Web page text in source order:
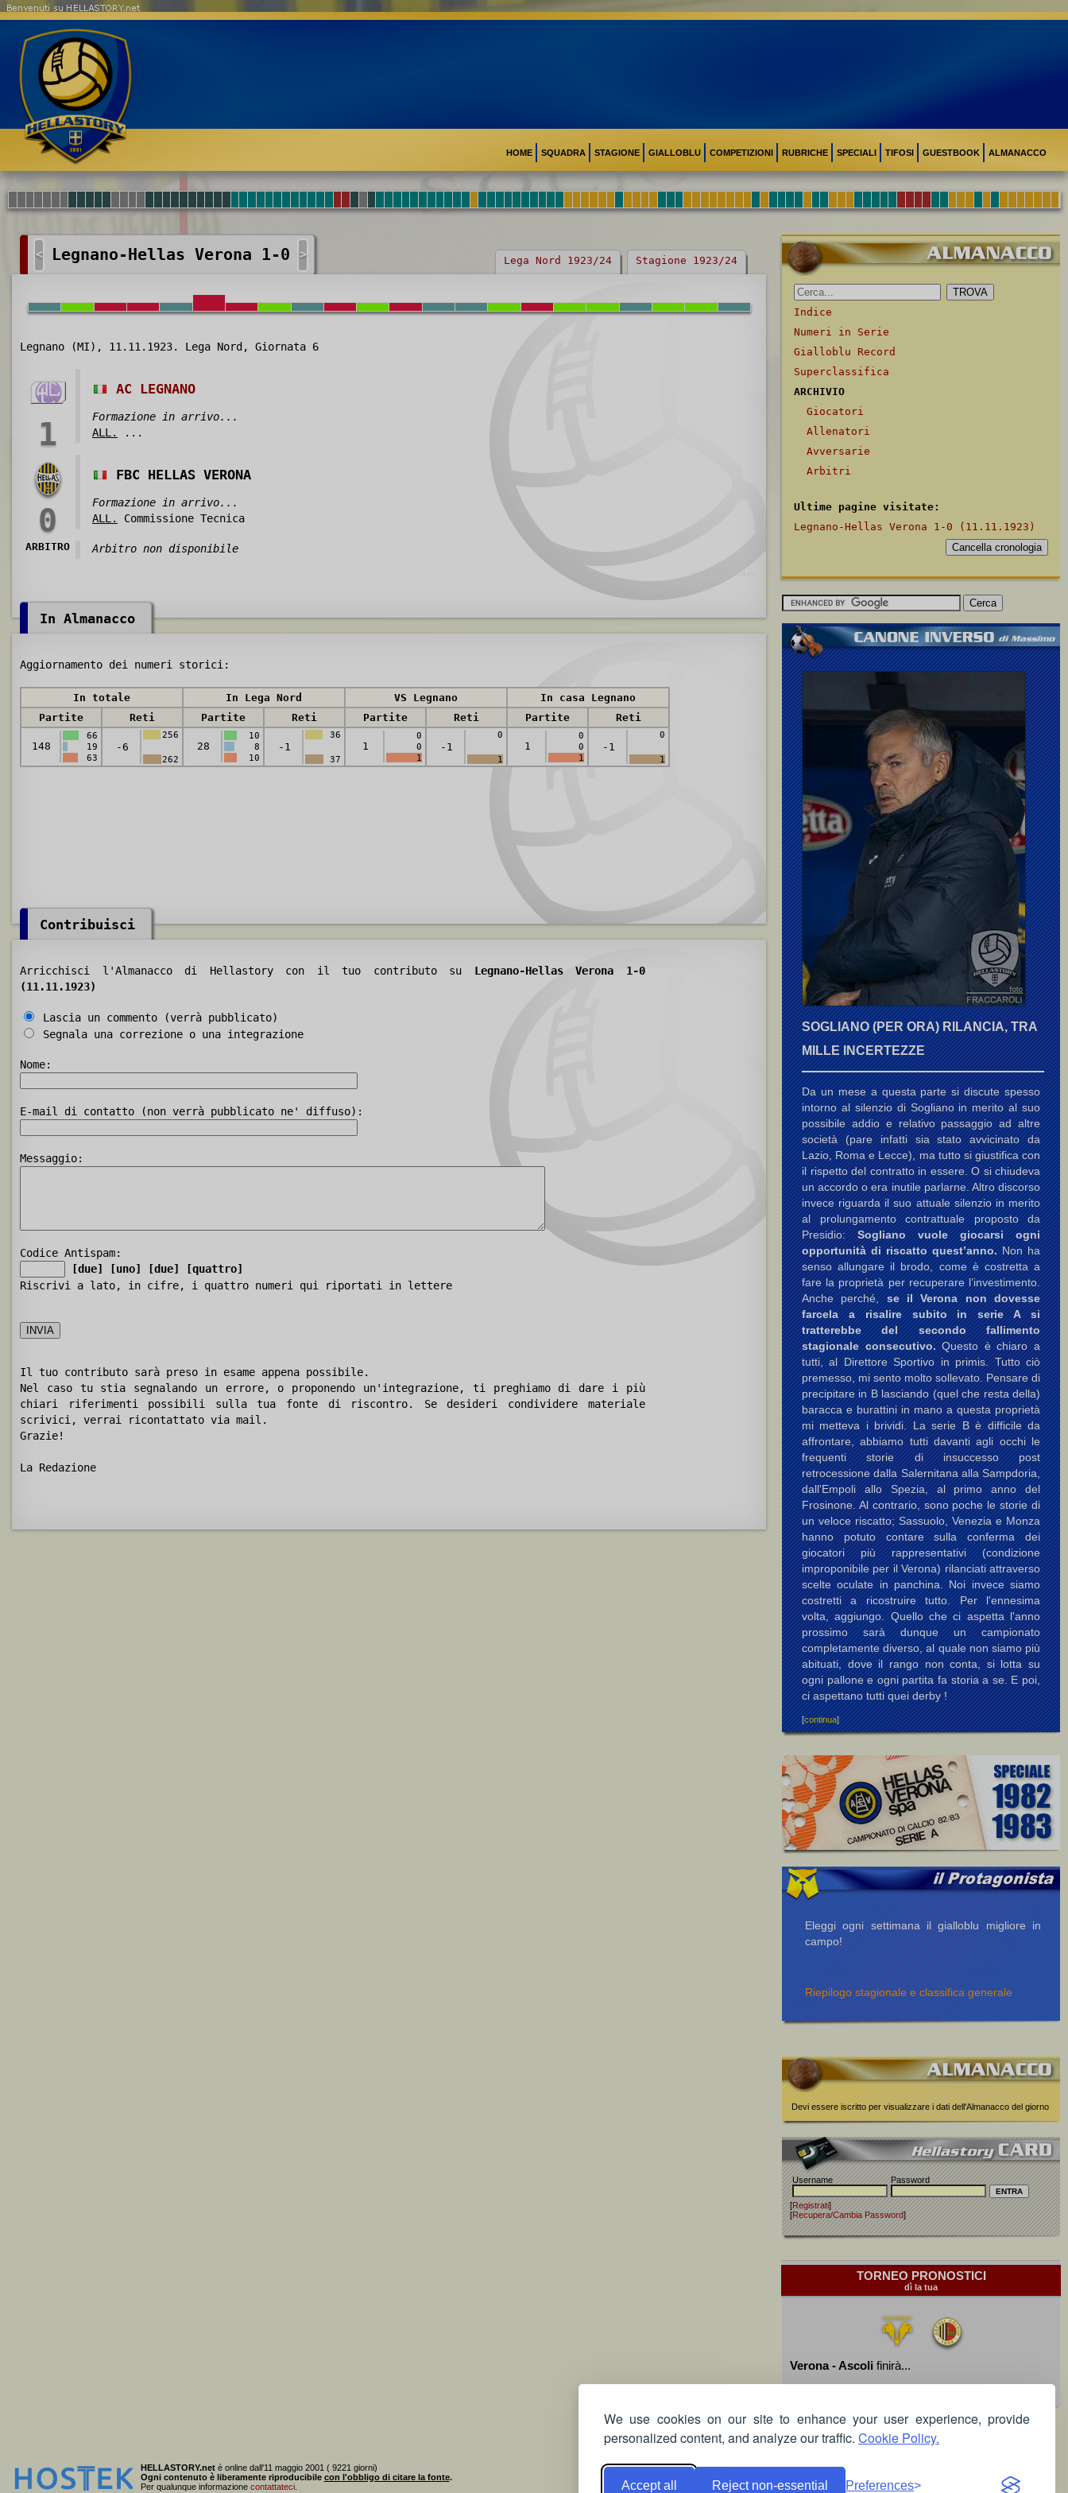
We use cookies on our site to enhance your user experience, provide
personalized content, and analyze our traffic. Cookie Policy.
Accept all Reject non-essential Preferences
HOME SQUADRA STAGIONE GIALLOBLU COMPETIZIONI RUBRICHE SPECIALI TIFOSI GUESTBOOK ALMANACCO
Benvenuti su HELLASTORY.net
< Legnano-Hellas Verona 1-0 > Lega Nord 1923/24 Stagione 1923/24
Legnano (MI), 11.11.1923. Lega Nord, Giornata 6
1
AC LEGNANO
Formazione in arrivo...
ALL.
...
0
FBC HELLAS VERONA
Formazione in arrivo...
ALL.
Commissione Tecnica
ARBITRO Arbitro non disponibile
In Almanacco
Aggiornamento dei numeri storici:
In totale In Lega Nord VS Legnano
In casa Legnano
Partite
Reti Partite Reti Partite Reti Partite Reti
148
66
19
63
-6
256
262
28
10
8
10
-1
36
37
1
0
0
1
-1
0
1
1
0
0
1
-1
0
1
Contribuisci
Arricchisci l'Almanacco di Hellastory con il tuo contributo su Legnano-Hellas Verona 1-0
(11.11.1923)
Lascia un commento (verrà pubblicato)
Segnala una correzione o una integrazione
Nome:
E-mail di contatto (non verrà pubblicato ne' diffuso):
Messaggio:
Codice Antispam:
[due]
[uno] [due]
[quattro]
Riscrivi a lato, in cifre, i quattro numeri qui riportati in lettere
Il tuo contributo sarà preso in esame appena possibile.
Nel caso tu stia segnalando un errore, o proponendo un'integrazione, ti preghiamo di dare i più
chiari riferimenti possibili sulla tua fonte di riscontro. Se desideri condividere materiale
scrivici, verrai ricontattato via mail.
Grazie!
La Redazione
Indice
Numeri in Serie
Gialloblu Record
Superclassifica
ARCHIVIO
Giocatori
Allenatori
Avversarie
Arbitri
Ultime pagine visitate:
Legnano-Hellas Verona 1-0 (11.11.1923)
SOGLIANO (PER ORA) RILANCIA, TRA
MILLE INCERTEZZE
Da un mese a questa parte si discute spesso
intorno al silenzio di Sogliano in merito al suo
possibile addio e relativo passaggio ad altre
società (pare infatti sia stato avvicinato da
Lazio, Roma e Lecce), ma tutto si giustifica con
il rispetto del contratto in essere. O si chiudeva
un accordo o era inutile parlarne. Altro discorso
invece riguarda il suo attuale silenzio in merito
al prolungamento contrattuale proposto da
Presidio:Sogliano vuole giocarsi ogni
opportunità di riscatto quest’anno.Non ha
senso allungare il brodo, come è costretta a
fare la proprietà per recuperare l’investimento.
Anche perché,se il Verona non dovesse
farcela a risalire subito in serie A si
tratterebbe del secondo fallimento
stagionale consecutivo.Questo è chiaro a
tutti, al Direttore Sportivo in primis. Tutto ciò
premesso, mi sento molto sollevato. Pensare di
precipitare in B lasciando (quel che resta della)
baracca e burattini in mano a questa proprietà
mi metteva i brividi. La serie B è difficile da
affrontare, abbiamo tutti davanti agli occhi le
frequenti storie di insuccesso post
retrocessione dalla Salernitana alla Sampdoria,
dall'Empoli allo Spezia, al primo anno del
Frosinone. Al contrario, sono poche le storie di
un veloce riscatto; Sassuolo, Venezia e Monza
hanno potuto contare sulla conferma dei
giocatori più rappresentativi (condizione
improponibile per il Verona) rilanciati attraverso
scelte oculate in panchina. Noi invece siamo
costretti a ricostruire tutto. Per l'ennesima
volta, aggiungo. Quello che ci aspetta l'anno
prossimo sarà dunque un campionato
completamente diverso, al quale non siamo più
abituati, dove il rango non conta, si lotta su
ogni pallone e ogni partita fa storia a se. E poi,
ci aspettano tutti quei derby !
[continua]
Eleggi ogni settimana il gialloblu migliore in
campo!
Riepilogo stagionale e classifica generale
Devi essere iscritto per visualizzare i dati dell'Almanacco del giorno
Username Password
[Registrati]
[Recupera/Cambia Password]
TORNEO PRONOSTICI
dì la tua
Verona - Ascoli finirà...
HELLASTORY.netè online dall'11 maggio 2001 ( 9221 giorni)
Ogni contenuto è liberamente riproducibile con l'obbligo di citare la fonte.
Per qualunque informazione contattateci.